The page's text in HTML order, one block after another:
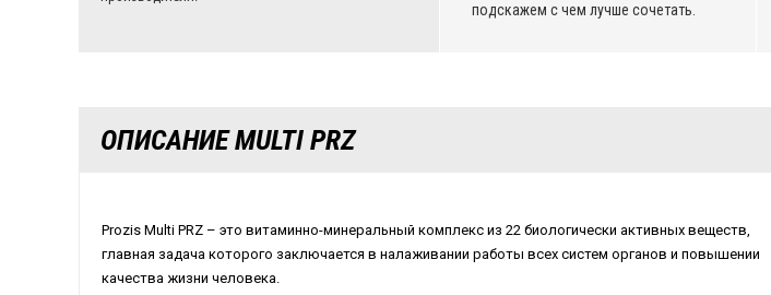
подскажем с чем лучше сочетать.
ОПИСАНИЕ MULTI PRZ
Prozis Multi PRZ – это витаминно-минеральный комплекс из 22 биологически активных веществ,
главная задача которого заключается в налаживании работы всех систем органов и повышении
качества жизни человека.